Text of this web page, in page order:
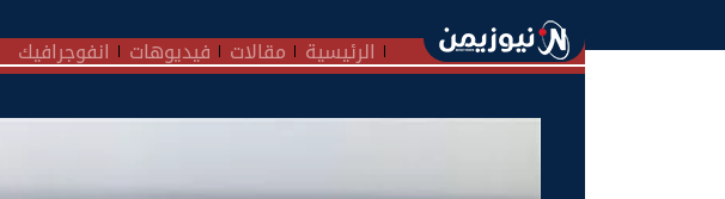
الرئيسية مقالات فيديوهات انفوجرافيك